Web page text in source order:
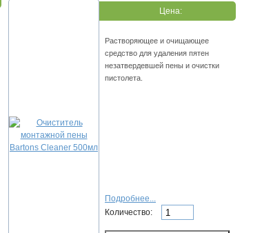
Цена:
Растворяющее и очищающее
средство для удаления пятен
незатвердевшей пены и очистки
пистолета.
Подробнее...
Количество: